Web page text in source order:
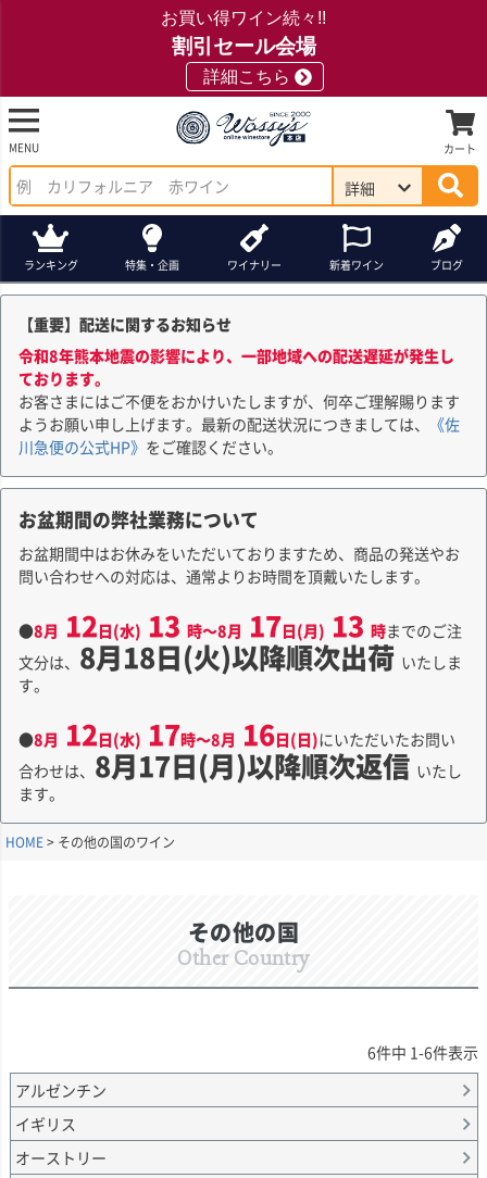
お買い得ワイン続々!!
割引セール会場
詳細こちら
MENU カート
詳細
ランキング 特集・企画 ワイナリー 新着ワイン ブログ
【重要】配送に関するお知らせ
令和8年熊本地震の影響により、一部地域への配送遅延が発生し
ております。
お客さまにはご不便をおかけいたしますが、何卒ご理解賜ります
ようお願い申し上げます。最新の配送状況につきましては、
《佐
川急便の公式HP》 をご確認ください。
お盆期間の弊社業務について
お盆期間中はお休みをいただいておりますため、商品の発送やお
問い合わせへの対応は、通常よりお時間を頂戴いたします。
●8月 12日(水) 13 時～8月 17日(月) 13 時までのご注
文分は、 8月18日(火)以降順次出荷 いたしま
す。
●8月 12日(水) 17時～8月 16日(日)にいただいたお問い
合わせは、 8月17日(月)以降順次返信 いたし
ます。
HOME その他の国のワイン
その他の国
Other Country
6件中 1-6件表示
アルゼンチン
イギリス
オーストリー